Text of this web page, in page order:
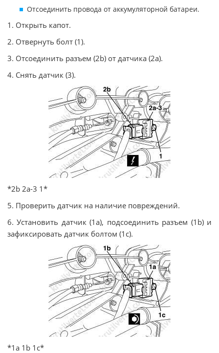
Отсоединить провода от аккумуляторной батареи.
1. Открыть капот.
2. Отвернуть болт (1).
3. Отсоединить разъем (2b) от датчика (2а).
4. Снять датчик (3).
*2b 2a-3 1*
5. Проверить датчик на наличие повреждений.
6. Установить датчик (1а), подсоединить разъем (1b) и
зафиксировать датчик болтом (1с).
*1а 1b 1c*